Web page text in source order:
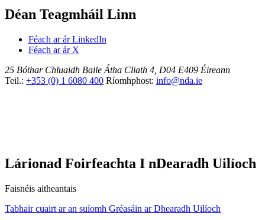
Déan Teagmháil Linn
Féach ar ár LinkedIn
Féach ar ár X
25 Bóthar Chluaidh Baile Átha Cliath 4, D04 E409 Éireann
Teil.: +353 (0) 1 6080 400 Ríomhphost: info@nda.ie
Lárionad Foirfeachta I nDearadh Uilíoch
Faisnéis aitheantais
Tabhair cuairt ar an suíomh Gréasáin ar Dhearadh Uilíoch